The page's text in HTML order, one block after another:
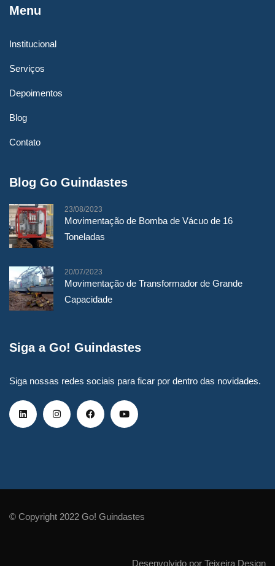
Menu
Institucional
Serviços
Depoimentos
Blog
Contato
Blog Go Guindastes
23/08/2023
Movimentação de Bomba de Vácuo de 16
Toneladas
20/07/2023
Movimentação de Transformador de Grande
Capacidade
Siga a Go! Guindastes
Siga nossas redes sociais para ficar por dentro das novidades.
© Copyright 2022 Go! Guindastes
Desenvolvido por Teixeira Design